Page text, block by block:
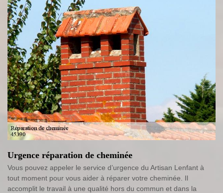
Urgence réparation de cheminée
Vous pouvez appeler le service d’urgence du Artisan Lenfant à
tout moment pour vous aider à réparer votre cheminée. Il
accomplit le travail à une qualité hors du commun et dans la